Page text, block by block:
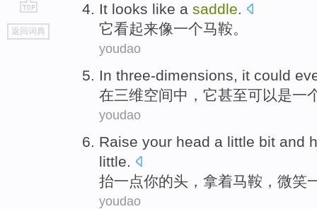
go
top
返回词典
It looks like a saddle.
它看起来像一个马鞍。
youdao
In three-dimensions, it could
在三维空间中 ， 它甚至可以是一
youdao
Raise your head a little bit and
little.
抬一点你的头 ， 拿着马鞍 ， 微笑
youdao